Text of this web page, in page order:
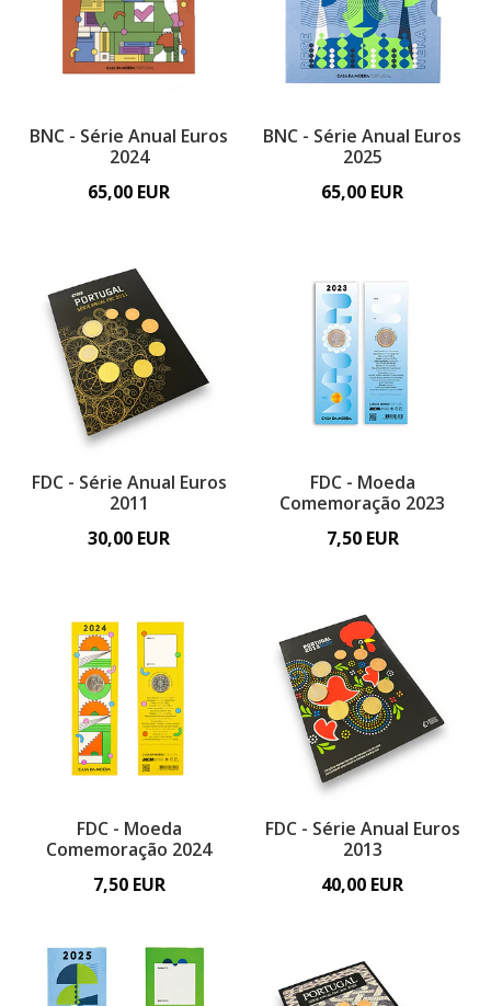
BNC - Série Anual Euros
2024
65,00 EUR
BNC - Série Anual Euros
2025
65,00 EUR
FDC - Série Anual Euros
2011
30,00 EUR
FDC - Moeda
Comemoração 2023
7,50 EUR
FDC - Moeda
Comemoração 2024
7,50 EUR
FDC - Série Anual Euros
2013
40,00 EUR